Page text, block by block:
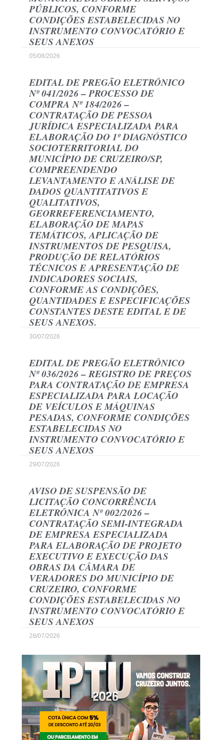
PÚBLICOS, CONFORME
CONDIÇÕES ESTABELECIDAS NO
INSTRUMENTO CONVOCATÓRIO E
SEUS ANEXOS
05/08/2026
EDITAL DE PREGÃO ELETRÔNICO
Nº 041/2026 – PROCESSO DE
COMPRA Nº 184/2026 –
CONTRATAÇÃO DE PESSOA
JURÍDICA ESPECIALIZADA PARA
ELABORAÇÃO DO 1º DIAGNÓSTICO
SOCIOTERRITORIAL DO
MUNICÍPIO DE CRUZEIRO/SP,
COMPREENDENDO
LEVANTAMENTO E ANÁLISE DE
DADOS QUANTITATIVOS E
QUALITATIVOS,
GEORREFERENCIAMENTO,
ELABORAÇÃO DE MAPAS
TEMÁTICOS, APLICAÇÃO DE
INSTRUMENTOS DE PESQUISA,
PRODUÇÃO DE RELATÓRIOS
TÉCNICOS E APRESENTAÇÃO DE
INDICADORES SOCIAIS,
CONFORME AS CONDIÇÕES,
QUANTIDADES E ESPECIFICAÇÕES
CONSTANTES DESTE EDITAL E DE
SEUS ANEXOS.
30/07/2026
EDITAL DE PREGÃO ELETRÔNICO
Nº 036/2026 – REGISTRO DE PREÇOS
PARA CONTRATAÇÃO DE EMPRESA
ESPECIALIZADA PARA LOCAÇÃO
DE VEÍCULOS E MÁQUINAS
PESADAS, CONFORME CONDIÇÕES
ESTABELECIDAS NO
INSTRUMENTO CONVOCATÓRIO E
SEUS ANEXOS
29/07/2026
AVISO DE SUSPENSÃO DE
LICITAÇÃO CONCORRÊNCIA
ELETRÔNICA Nº 002/2026 –
CONTRATAÇÃO SEMI-INTEGRADA
DE EMPRESA ESPECIALIZADA
PARA ELABORAÇÃO DE PROJETO
EXECUTIVO E EXECUÇÃO DAS
OBRAS DA CÂMARA DE
VERADORES DO MUNICÍPIO DE
CRUZEIRO, CONFORME
CONDIÇÕES ESTABELECIDAS NO
INSTRUMENTO CONVOCATÓRIO E
SEUS ANEXOS
28/07/2026